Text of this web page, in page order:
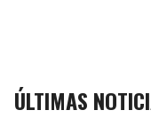
ÚLTIMAS